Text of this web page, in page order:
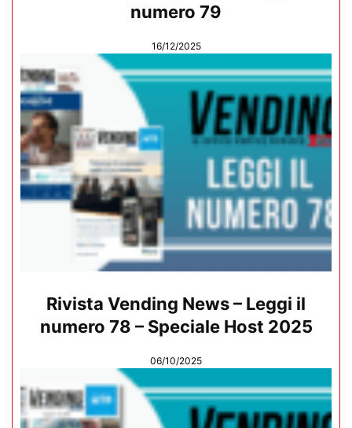
numero 79
16/12/2025
Rivista Vending News – Leggi il
numero 78 – Speciale Host 2025
06/10/2025